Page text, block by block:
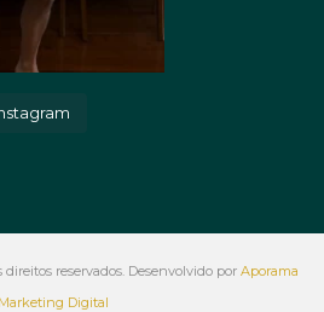
direitos reservados. Desenvolvido por Aporama
Marketing Digital